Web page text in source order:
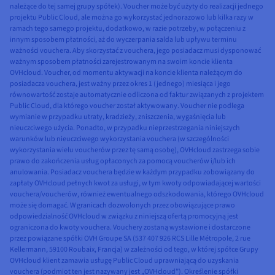
należące do tej samej grupy spółek). Voucher może być użyty do realizacji jednego
projektu Public Cloud, ale można go wykorzystać jednorazowo lub kilka razy w
ramach tego samego projektu, dodatkowo, w razie potrzeby, w połączeniu z
innym sposobem płatności, aż do wyczerpania salda lub upływu terminu
ważności vouchera. Aby skorzystać z vouchera, jego posiadacz musi dysponować
ważnym sposobem płatności zarejestrowanym na swoim koncie klienta
OVHcloud. Voucher, od momentu aktywacji na koncie klienta należącym do
posiadacza vouchera, jest ważny przez okres 1 (jednego) miesiąca i jego
równowartość zostaje automatycznie odliczona od faktur związanych z projektem
Public Cloud, dla którego voucher został aktywowany. Voucher nie podlega
wymianie w przypadku utraty, kradzieży, zniszczenia, wygaśnięcia lub
nieuczciwego użycia. Ponadto, w przypadku nieprzestrzegania niniejszych
warunków lub nieuczciwego wykorzystania vouchera (w szczególności
wykorzystania wielu voucherów przez tę samą osobę), OVHcloud zastrzega sobie
prawo do zakończenia usług opłaconych za pomocą voucherów i/lub ich
anulowania. Posiadacz vouchera będzie w każdym przypadku zobowiązany do
zapłaty OVHcloud pełnych kwot za usługi, w tym kwoty odpowiadającej wartości
vouchera/voucherów, również ewentualnego odszkodowania, którego OVHcloud
może się domagać. W granicach dozwolonych przez obowiązujące prawo
odpowiedzialność OVHcloud w związku z niniejszą ofertą promocyjną jest
ograniczona do kwoty vouchera. Vouchery zostaną wystawione i dostarczone
przez powiązane spółki OVH Groupe SA (537 407 926 RCS Lille Métropole, 2 rue
Kellermann, 59100 Roubaix, Francja) w zależności od tego, w której spółce Grupy
OVHcloud klient zamawia usługę Public Cloud uprawniającą do uzyskania
vouchera (podmiot ten jest nazywany jest „OVHcloud”). Określenie spółki